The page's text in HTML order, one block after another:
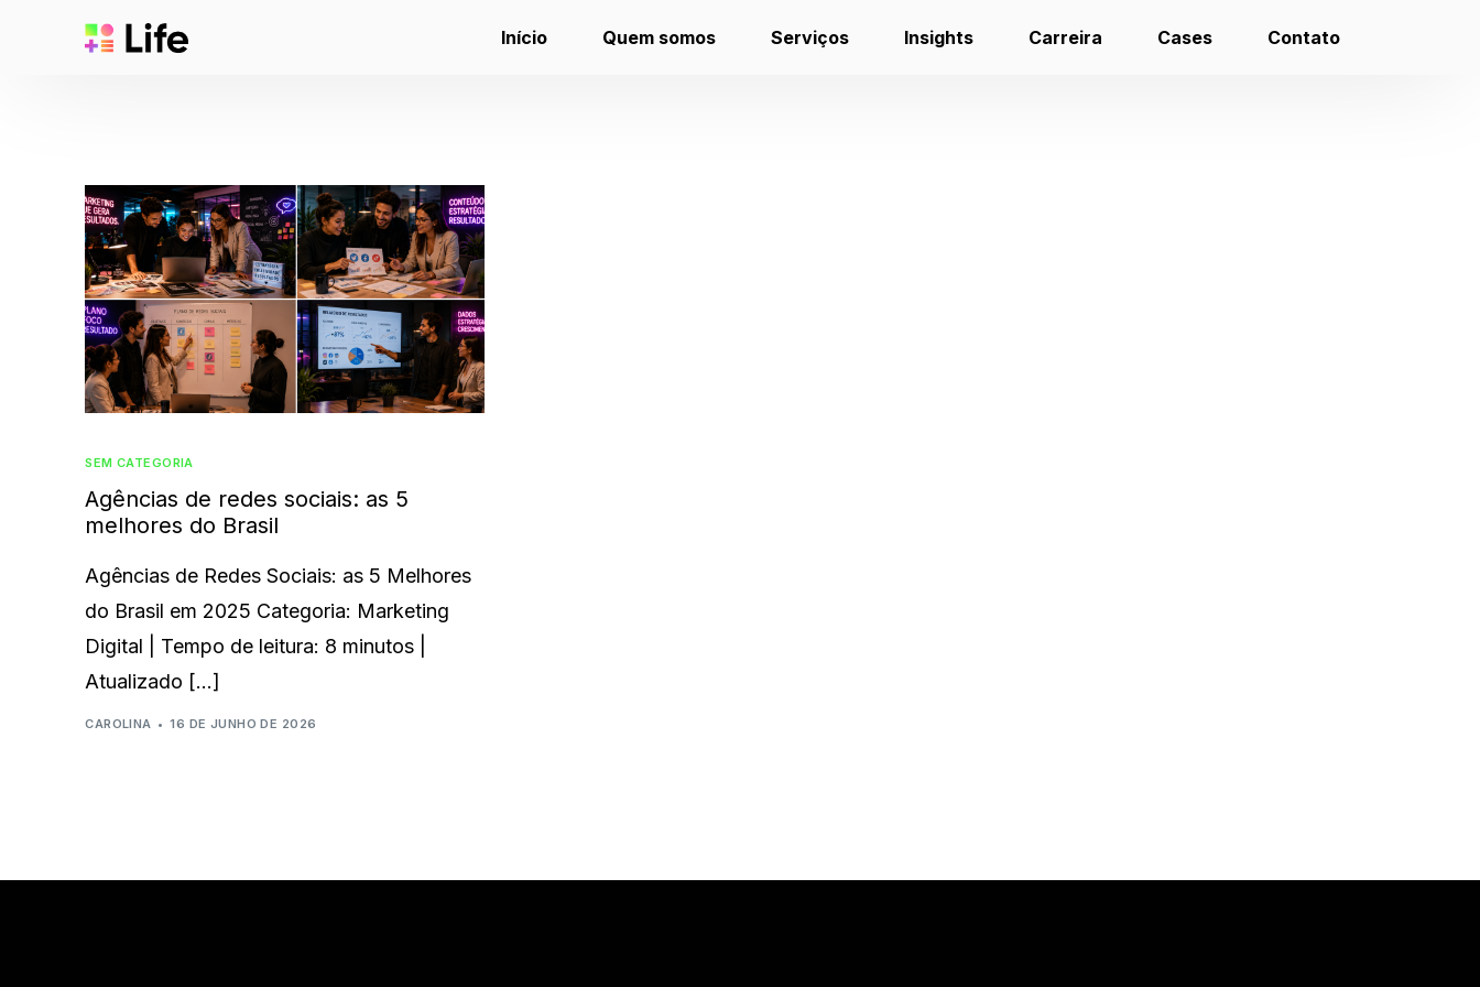
Início Quem somos Serviços Insights Carreira Cases Contato
SEM CATEGORIA
Agências de redes sociais: as 5
melhores do Brasil
Agências de Redes Sociais: as 5 Melhores
do Brasil em 2025 Categoria: Marketing
Digital | Tempo de leitura: 8 minutos |
Atualizado […]
CAROLINA 16 DE JUNHO DE 2026